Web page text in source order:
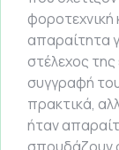
φοροτεχνική
απαραίτητα
στέλεχος
συγγραφή
πρακτικά,
ήταν